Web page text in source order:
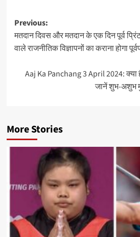
Post
navigation
Previous:
मतदान दिवस और मतदान के एक दिन पूर्व
वाले राजनीतिक विज्ञापनों का कराना होगा
Aaj Ka Panchang 3 April 2024:
जानें शुभ-अशुभ
More Stories